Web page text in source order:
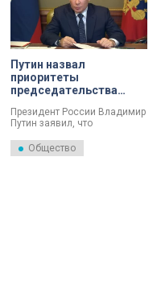
Путин назвал
приоритеты
председательства
следующий год
Президент России Владимир
Путин заявил, что
председательства России в
Евразийском
Общество